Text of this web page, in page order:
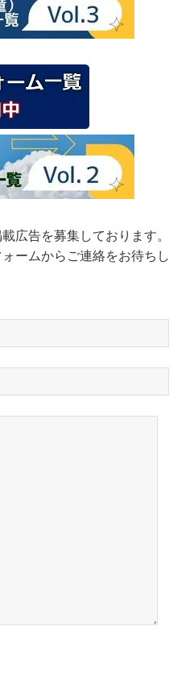
広告を募集しております。
ームからご連絡をお待ちし